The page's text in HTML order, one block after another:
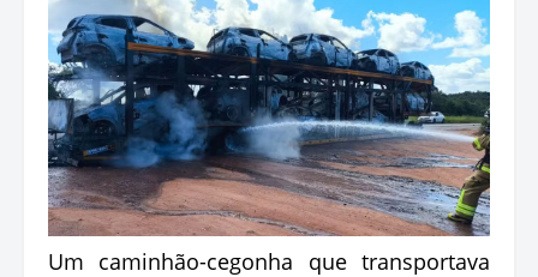
Um caminhão-cegonha que transportava